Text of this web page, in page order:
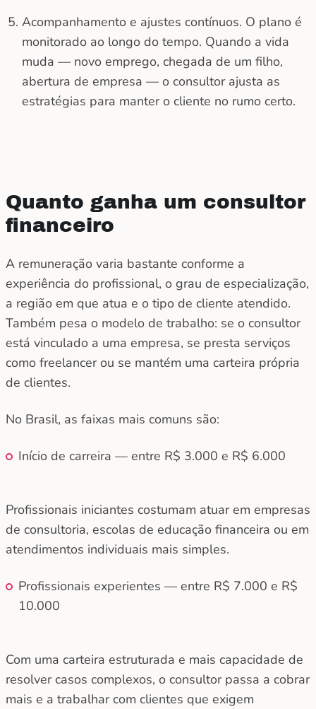
Acompanhamento e ajustes contínuos. O plano é
monitorado ao longo do tempo. Quando a vida
muda — novo emprego, chegada de um filho,
abertura de empresa — o consultor ajusta as
estratégias para manter o cliente no rumo certo.
Quanto ganha um consultor
financeiro
A remuneração varia bastante conforme a
experiência do profissional, o grau de especialização,
a região em que atua e o tipo de cliente atendido.
Também pesa o modelo de trabalho: se o consultor
está vinculado a uma empresa, se presta serviços
como freelancer ou se mantém uma carteira própria
de clientes.
No Brasil, as faixas mais comuns são:
Início de carreira — entre R$ 3.000 e R$ 6.000
Profissionais iniciantes costumam atuar em empresas
de consultoria, escolas de educação financeira ou em
atendimentos individuais mais simples.
Profissionais experientes — entre R$ 7.000 e R$
10.000
Com uma carteira estruturada e mais capacidade de
resolver casos complexos, o consultor passa a cobrar
mais e a trabalhar com clientes que exigem